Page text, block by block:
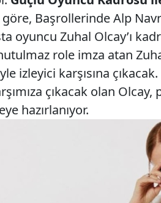
Başrollerinde Alp
oyuncu Zuhal Olcay’ı
role imza atan
izleyici karşısına
çıkacak olan
hazırlanıyor.